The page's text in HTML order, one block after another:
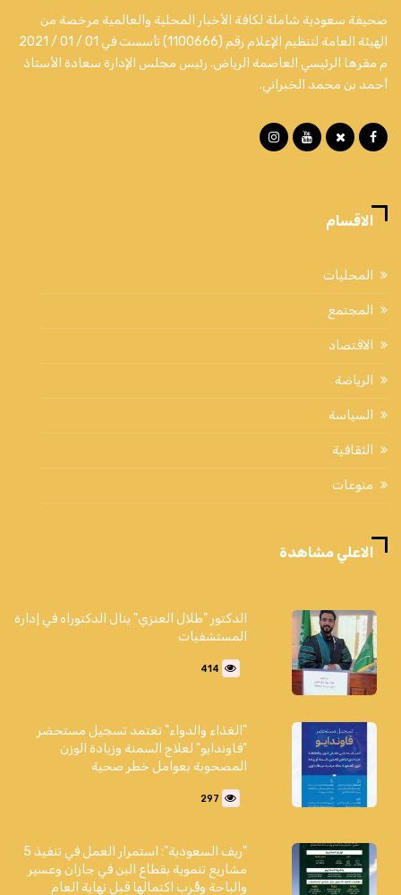
صحيفة سعودية شاملة لكافة الأخبار المحلية والعالمية مرخصة من
الهيئة العامة لتنظيم الإعلام رقم (1100666) تأسست في 01 / 01 / 2021
م مقرها الرئيسي العاصمة الرياض. رئيس مجلس الإدارة سعادة الأستاذ
أحمد بن محمد الخبراني.
الاقسام
المحليات
المجتمع
الاقتصاد
الرياضة
السياسة
الثقافية
منوعات
الاعلي مشاهدة
الدكتور "طلال العنزي" ينال الدكتوراه في إدارة
المستشفيات
414
"الغذاء والدواء" تعتمد تسجيل مستحضر
"فاوندايو" لعلاج السمنة وزيادة الوزن
المصحوبة بعوامل خطر صحية
297
"ريف السعودية": استمرار العمل في تنفيذ 5
مشاريع تنموية بقطاع البن في جازان وعسير
والباحة وقُرب اكتمالها قبل نهاية العام